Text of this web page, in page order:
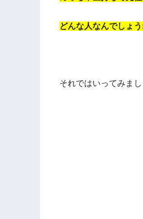
どんな人なんでしょう
それではいってみまし